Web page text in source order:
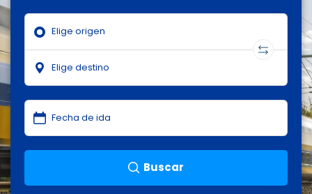
Buscar